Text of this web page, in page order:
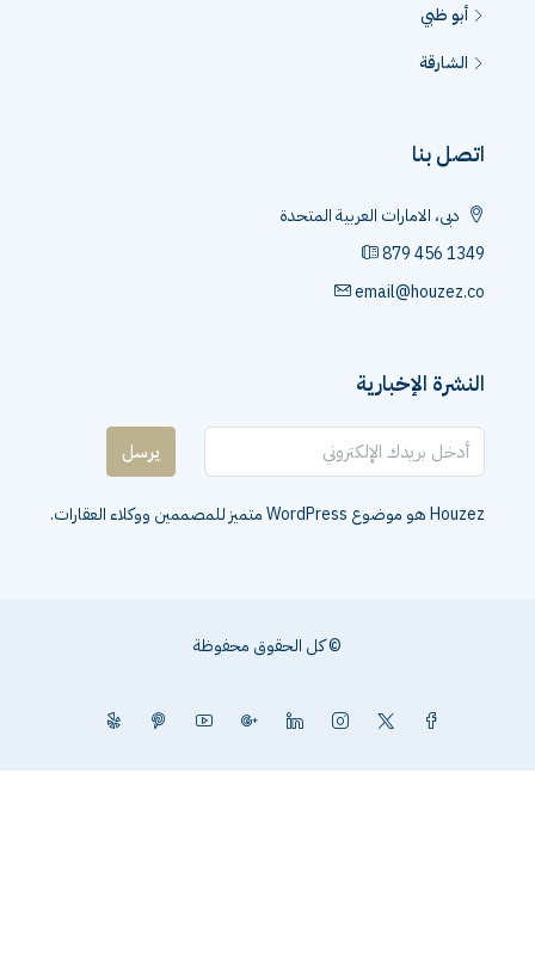
أبو ظبي
الشارقة
اتصل بنا
دبى، الامارات العربية المتحدة
879 456 1349
email@houzez.co
النشرة الإخبارية
يرسل
Houzez هو موضوع WordPress متميز للمصممين ووكلاء العقارات.
© كل الحقوق محفوظة